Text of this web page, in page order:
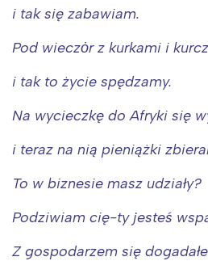
i tak się zabawiam.
Pod wieczȯr z kurkami i
i tak to życie spędzamy.
Na wycieczkę do Afryki się
i teraz na nią pieniążki
To w biznesie masz udziały?
Podziwiam cię-ty jesteś
Z gospodarzem się